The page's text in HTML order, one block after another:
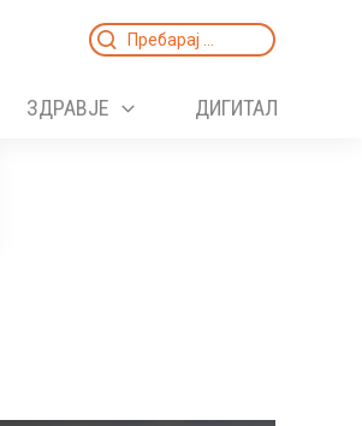
Search
ЗДРАВЈЕ ДИГИТАЛ